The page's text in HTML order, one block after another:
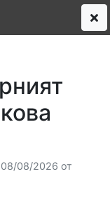
08/2026 от